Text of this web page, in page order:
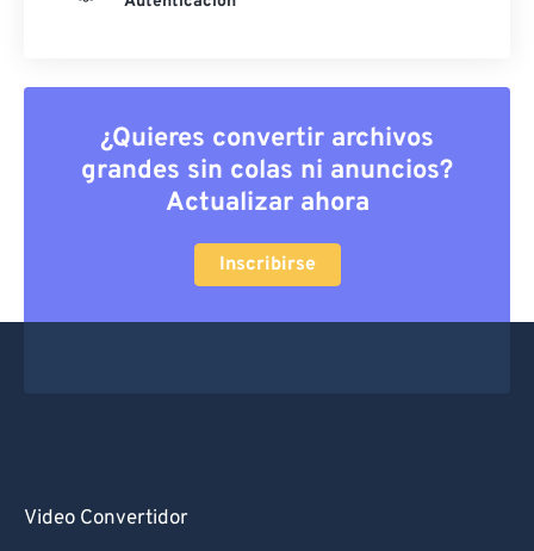
¿Quieres convertir archivos
grandes sin colas ni anuncios?
Actualizar ahora
Inscribirse
Video Convertidor